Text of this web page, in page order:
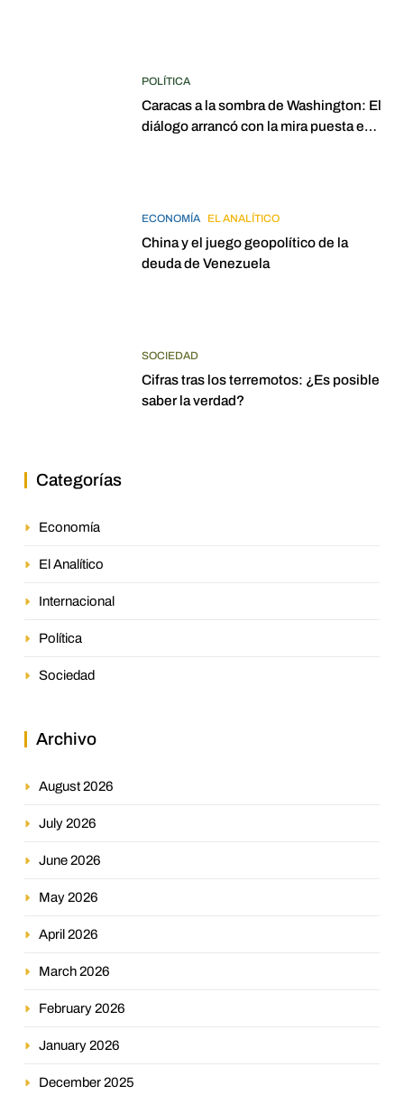
POLÍTICA
Caracas a la sombra de Washington: El
diálogo arrancó con la mira puesta en
ECONOMÍA EL ANALÍTICO
China y el juego geopolítico de la
deuda de Venezuela
SOCIEDAD
Cifras tras los terremotos: ¿Es posible
saber la verdad?
Categorías
Economía
El Analítico
Internacional
Política
Sociedad
Archivo
August 2026
July 2026
June 2026
May 2026
April 2026
March 2026
February 2026
January 2026
December 2025